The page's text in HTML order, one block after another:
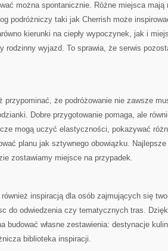
można spontanicznie. Różne miejsca
podróżniczy taki jak Cherrish może
kierunki na ciepły wypoczynek, jak i
rodzinny wyjazd. To sprawia, że serwis
przypominać, że podróżowanie nie zawsze
Dobre przygotowanie pomaga, ale
mogą uczyć elastyczności, pokazywać
planu jak sztywnego obowiązku.
zostawiamy miejsce na przypadek.
inspiracją dla osób zajmujących się
do odwiedzenia czy tematycznych tras.
budować własne zestawienia: destynacje
biblioteka inspiracji.